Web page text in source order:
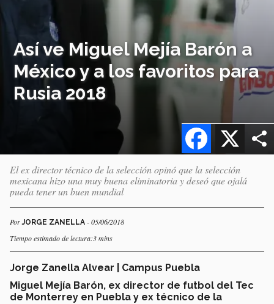
Así ve Miguel Mejía Barón a
México y a los favoritos para
Rusia 2018
X
Facebook
El ex director técnico de la selección opinó que la selección
mexicana hizo una muy buena eliminatoria y deseó que ojalá
pueda tener un buen mundial
PorJORGE ZANELLA - 05/06/2018
Tiempo estimado de lectura:3 mins
Jorge Zanella Alvear | Campus Puebla
Miguel Mejía Barón, ex director de futbol del Tec
de Monterrey en Puebla y ex técnico de la